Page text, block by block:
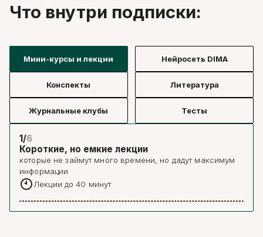
Что внутри подписки:
Мини-курсы и лекции Нейросеть DIMA
Конспекты Литература
Журнальные клубы Тесты
1/6
Короткие, но емкие лекции
которые не займут много времени, но дадут максимум
информации
Лекции до 40 минут